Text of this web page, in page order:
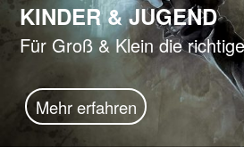
KINDER & JUGEND
Für Groß & Klein die
Mehr erfahren